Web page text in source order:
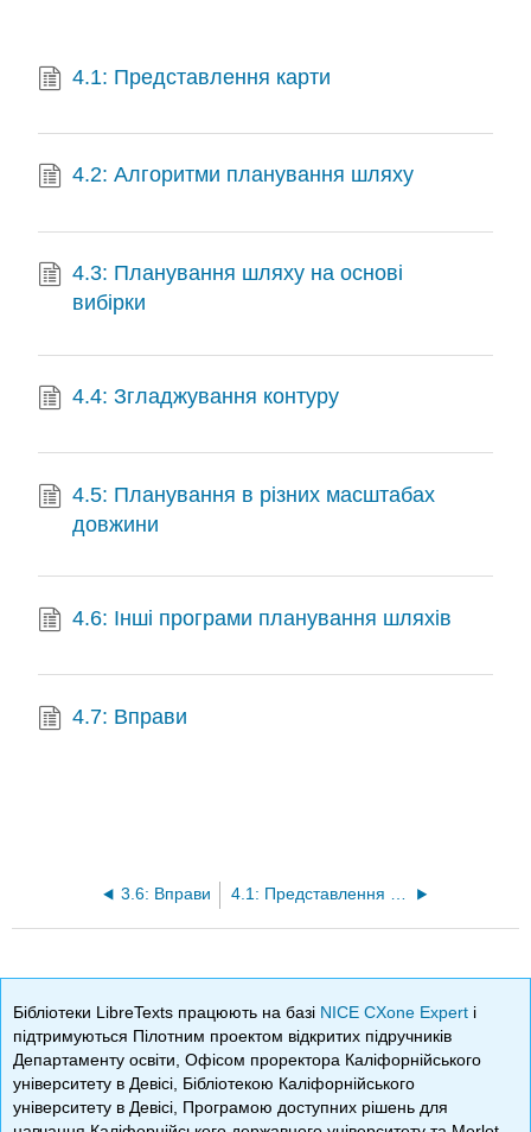
4.1: Представлення карти
4.2: Алгоритми планування шляху
4.3: Планування шляху на основі
вибірки
4.4: Згладжування контуру
4.5: Планування в різних масштабах
довжини
4.6: Інші програми планування шляхів
4.7: Вправи
3.6: Вправи 4.1: Представлення карти
Бібліотеки LibreTexts працюють на базі NICE CXone Expert і
підтримуються Пілотним проектом відкритих підручників
Департаменту освіти, Офісом проректора Каліфорнійського
університету в Девісі, Бібліотекою Каліфорнійського
університету в Девісі, Програмою доступних рішень для